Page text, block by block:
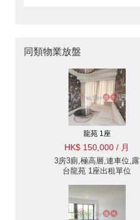
同類物業放盤
龍苑 1座
HK$ 150,000 / 月
3房3廁,極高層,連車位,露
台龍苑 1座出租單位